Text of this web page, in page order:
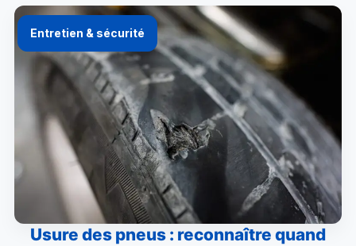
Entretien & sécurité
Usure des pneus : reconnaître quand